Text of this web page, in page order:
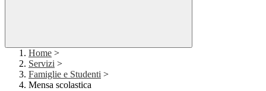
Home >
Servizi >
Famiglie e Studenti >
Mensa scolastica